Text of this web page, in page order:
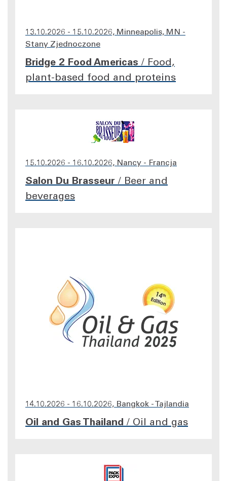
13.10.2026 - 15.10.2026, Minneapolis, MN -
Stany Zjednoczone
Bridge 2 Food Americas / Food,
plant-based food and proteins
15.10.2026 - 16.10.2026, Nancy - Francja
Salon Du Brasseur / Beer and
beverages
14.10.2026 - 16.10.2026, Bangkok - Tajlandia
Oil and Gas Thailand / Oil and gas